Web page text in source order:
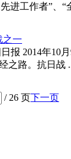
进工作者”、“
之一
报 2014年10
之路。抗日战
/ 26 页下一页